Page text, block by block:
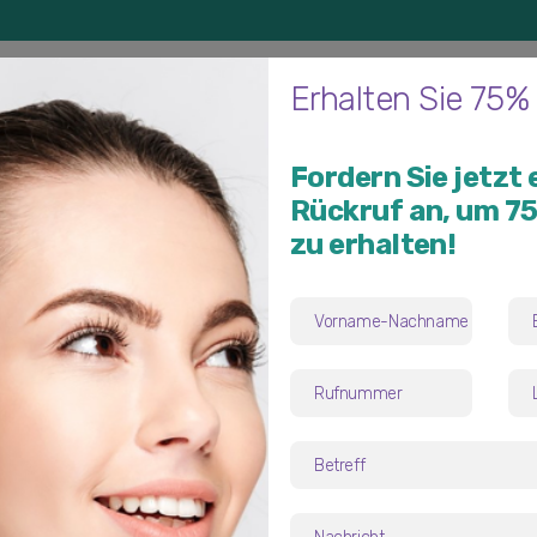
Bewertungen Blog
Bruststraffung
Erhalten Sie
Fordern Sie jetzt
Rückruf an, um
zu erhalten!